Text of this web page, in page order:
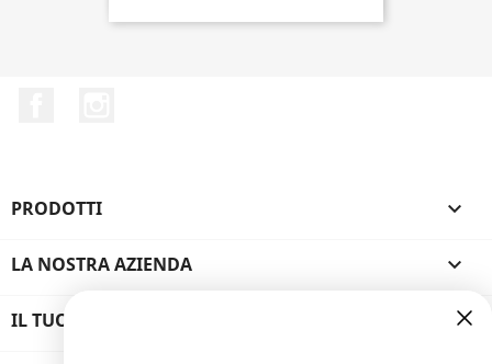
PRODOTTI 
LA NOSTRA AZIENDA 
IL TUO ACCOUNT 